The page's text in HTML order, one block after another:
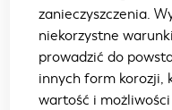
zanieczyszczenia.
niekorzystne
prowadzić do
innych form korozji,
wartość i